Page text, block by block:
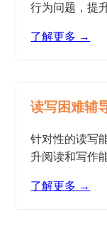
行为问题，提
了解更多 →
读写困难辅
针对性的读写
升阅读和写作
了解更多 →